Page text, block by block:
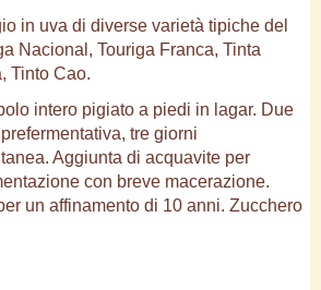
in uva di diverse varietà tipiche del
Nacional, Touriga Franca, Tinta
Tinto Cao.
intero pigiato a piedi in lagar. Due
tre giorni
Aggiunta di acquavite per
con breve macerazione.
un affinamento di 10 anni. Zucchero